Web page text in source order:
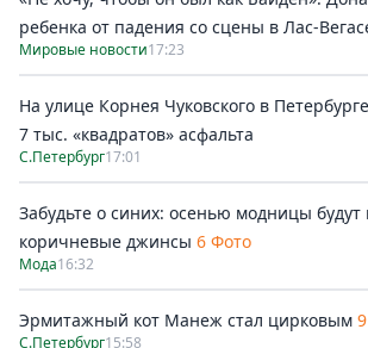
ребенка от падения со сцены в Лас-
Мировые новости17:23
На улице Корнея Чуковского в
7 тыс. «квадратов» асфальта
С.Петербург17:01
Забудьте о синих: осенью модницы будут
коричневые джинсы 6 Фото
Мода16:32
Эрмитажный кот Манеж стал цирковым
С.Петербург15:58